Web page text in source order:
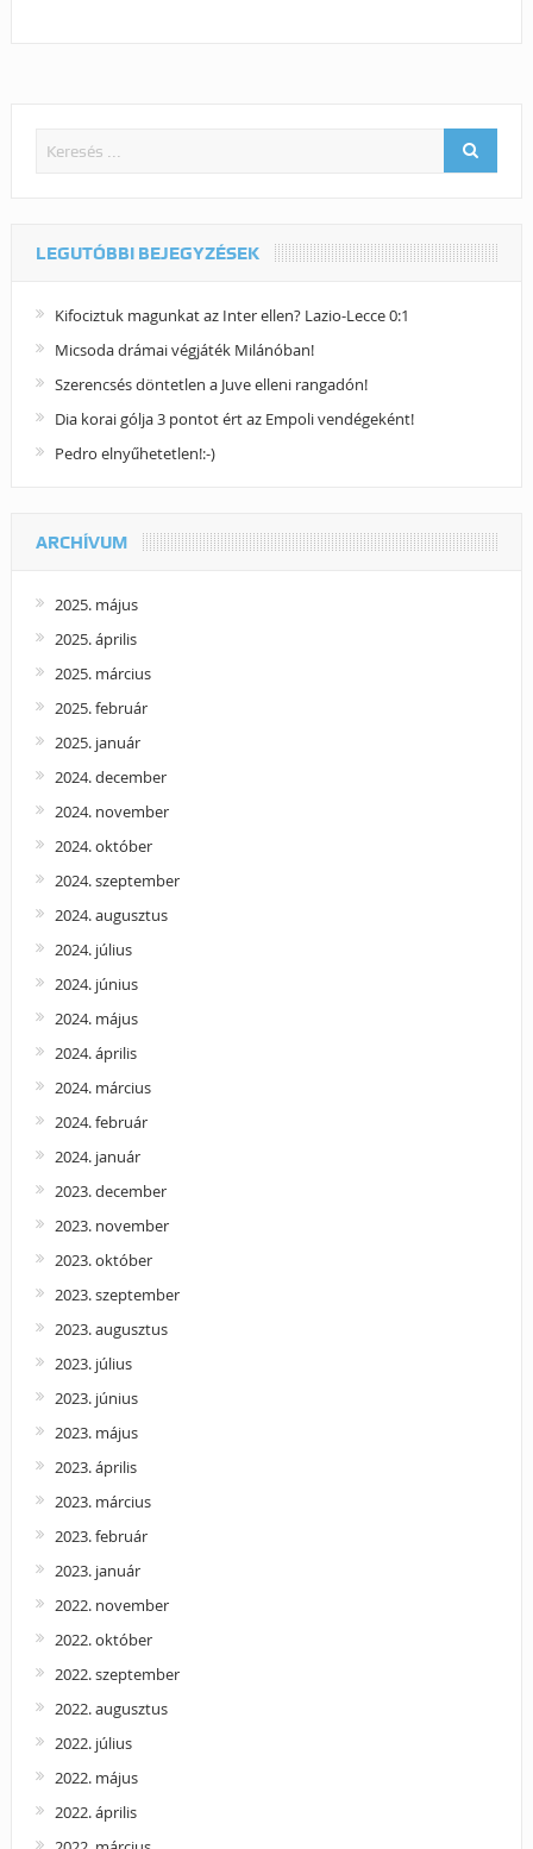
LEGUTÓBBI BEJEGYZÉSEK
Kifociztuk magunkat az Inter ellen? Lazio-Lecce 0:1
Micsoda drámai végjáték Milánóban!
Szerencsés döntetlen a Juve elleni rangadón!
Dia korai gólja 3 pontot ért az Empoli vendégeként!
Pedro elnyűhetetlen!:-)
ARCHÍVUM
2025. május
2025. április
2025. március
2025. február
2025. január
2024. december
2024. november
2024. október
2024. szeptember
2024. augusztus
2024. július
2024. június
2024. május
2024. április
2024. március
2024. február
2024. január
2023. december
2023. november
2023. október
2023. szeptember
2023. augusztus
2023. július
2023. június
2023. május
2023. április
2023. március
2023. február
2023. január
2022. november
2022. október
2022. szeptember
2022. augusztus
2022. július
2022. május
2022. április